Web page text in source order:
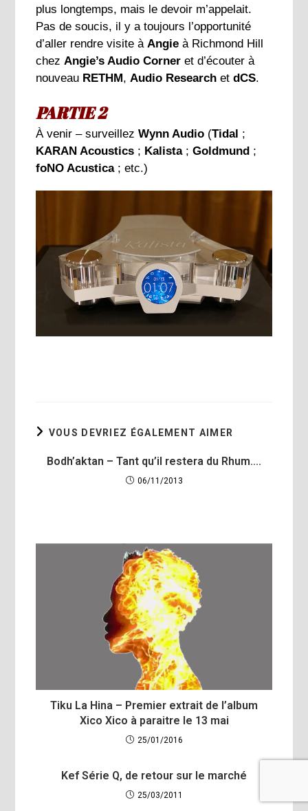
plus longtemps, mais le devoir m’appelait.
Pas de soucis, il y a toujours l’opportunité
d’aller rendre visite àAngie à Richmond Hill
chezAngie’s Audio Corner et d’écouter à
nouveau RETHM ,Audio Research etdCS.
PARTIE 2
À venir – surveillezWynn Audio (Tidal ;
KARAN Acoustics ; Kalista;Goldmund ;
foNO Acustica; etc.)
VOUS DEVRIEZ ÉGALEMENT AIMER
Bodh’aktan – Tant qu’il restera du Rhum….
06/11/2013
Tiku La Hina – Premier extrait de l’album
Xico Xico à paraitre le 13 mai
25/01/2016
Kef Série Q, de retour sur le marché
25/03/2011